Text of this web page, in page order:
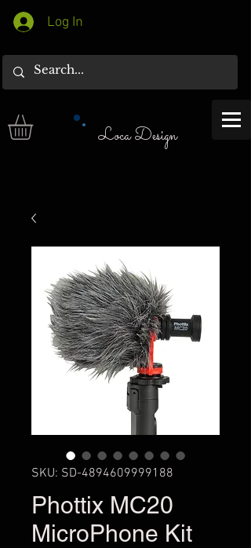
Log In
Loca Design
SKU: SD-4894609999188
Phottix MC20
MicroPhone Kit